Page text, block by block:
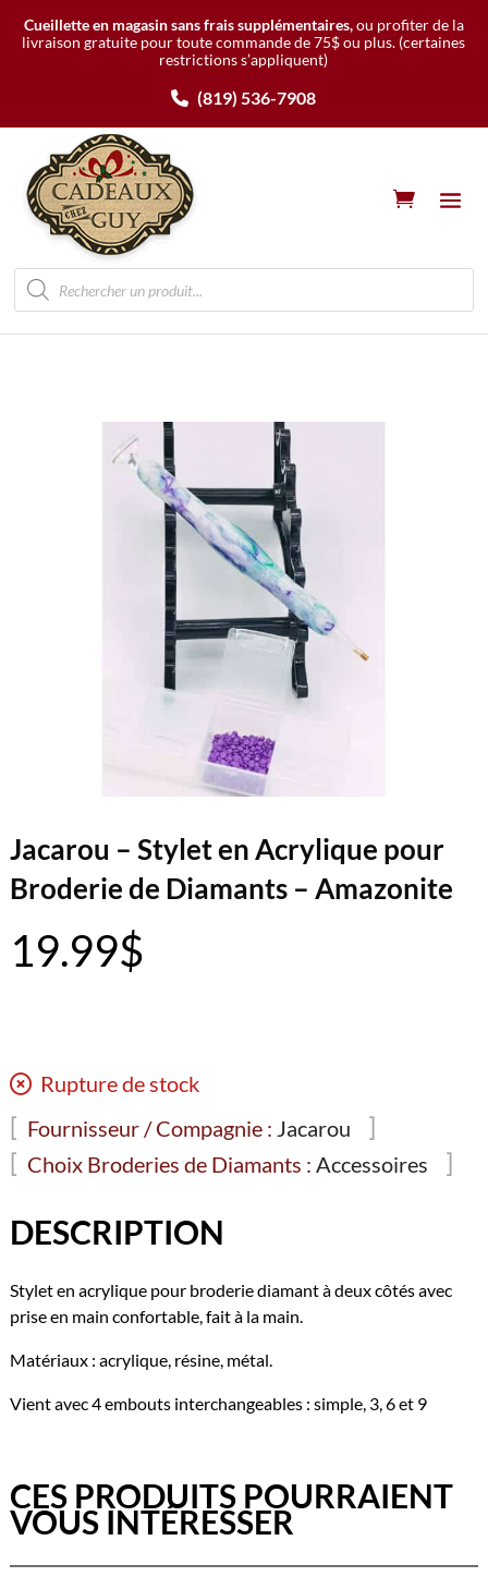
Cueillette en magasin sans frais supplémentaires,ou profiter de la
livraison gratuite pour toute commande de 75$ ou plus. (certaines
restrictions s’appliquent)
(819) 536-7908
Recherche
de
produits
Jacarou – Stylet en Acrylique pour
Broderie de Diamants – Amazonite
19.99$
Rupture de stock
Fournisseur / Compagnie : Jacarou
Choix Broderies de Diamants : Accessoires
DESCRIPTION
Stylet en acrylique pour broderie diamant à deux côtés avec
prise en main confortable, fait à la main.
Matériaux : acrylique, résine, métal.
Vient avec 4 embouts interchangeables : simple, 3, 6 et 9
CES PRODUITS POURRAIENT
VOUS INTÉRESSER